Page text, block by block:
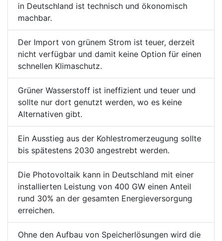
in Deutschland ist technisch und ökonomisch
machbar.
Der Import von grünem Strom ist teuer, derzeit
nicht verfügbar und damit keine Option für einen
schnellen Klimaschutz.
Grüner Wasserstoff ist ineffizient und teuer und
sollte nur dort genutzt werden, wo es keine
Alternativen gibt.
Ein Ausstieg aus der Kohlestromerzeugung sollte
bis spätestens 2030 angestrebt werden.
Die Photovoltaik kann in Deutschland mit einer
installierten Leistung von 400 GW einen Anteil
rund 30% an der gesamten Energieversorgung
erreichen.
Ohne den Aufbau von Speicherlösungen wird die